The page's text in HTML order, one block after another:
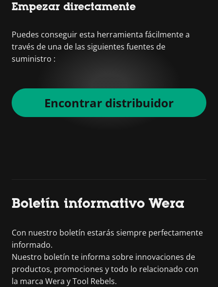
Empezar directamente
Puedes conseguir esta herramienta fácilmente a
través de una de las siguientes fuentes de
suministro :
Encontrar distribuidor
Boletín informativo Wera
Con nuestro boletín estarás siempre perfectamente
informado.
Nuestro boletín te informa sobre innovaciones de
productos, promociones y todo lo relacionado con
la marca Wera y Tool Rebels.